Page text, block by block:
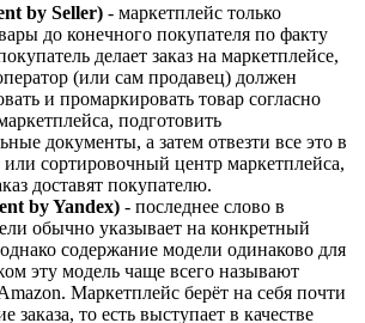
by Seller) - маркетплейс только
до конечного покупателя по факту
делает заказ на маркетплейсе,
(или сам продавец) должен
и промаркировать товар согласно
подготовить
документы, а затем отвезти все это в
сортировочный центр маркетплейса,
доставят покупателю.
by Yandex) - последнее слово в
обычно указывает на конкретный
содержание модели одинаково для
эту модель чаще всего называют
Маркетплейс берёт на себя почти
заказа, то есть выступает в качестве